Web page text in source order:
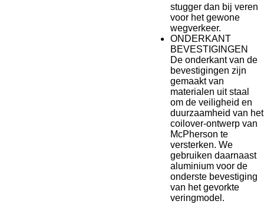
stugger dan bij veren
voor het gewone
wegverkeer.
ONDERKANT
BEVESTIGINGEN
De onderkant van de
bevestigingen zijn
gemaakt van
materialen uit staal
om de veiligheid en
duurzaamheid van het
coilover-ontwerp van
McPherson te
versterken. We
gebruiken daarnaast
aluminium voor de
onderste bevestiging
van het gevorkte
veringmodel.